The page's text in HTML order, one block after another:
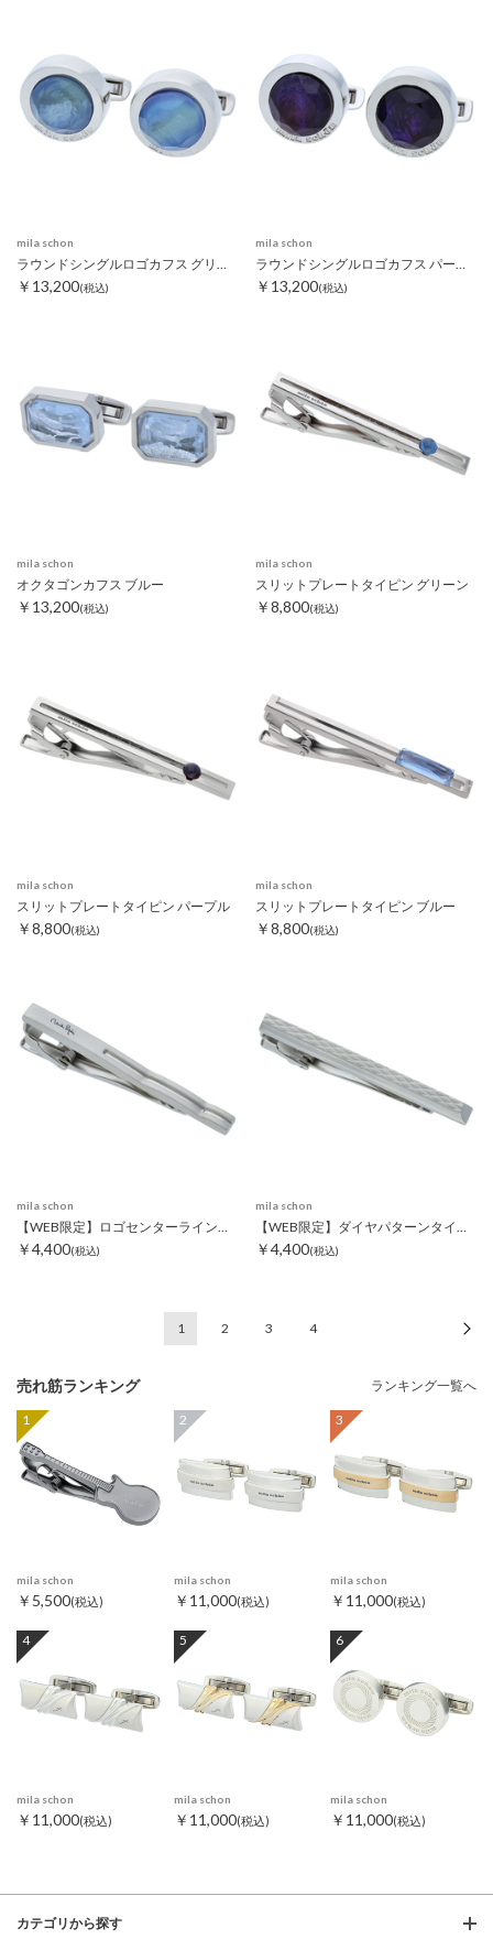
mila schon
￥13,200(税込)
mila schon
￥13,200(税込)
mila schon
オクタゴンカフス ブルー
￥13,200(税込)
mila schon
スリットプレートタイピン グリーン
￥8,800(税込)
mila schon
スリットプレートタイピン パープル
￥8,800(税込)
mila schon
スリットプレートタイピン ブルー
￥8,800(税込)
mila schon
【WEB限定】ロゴセンターラインタイピン
￥4,400(税込)
mila schon
【WEB限定】ダイヤパターンタイピン
￥4,400(税込)
1 2 3 4
売れ筋ランキング ランキング一覧へ
1
mila schon
￥5,500(税込)
2
mila schon
￥11,000(税込)
3
mila schon
￥11,000(税込)
4
mila schon
￥11,000(税込)
5
mila schon
￥11,000(税込)
6
mila schon
￥11,000(税込)
カテゴリから探す